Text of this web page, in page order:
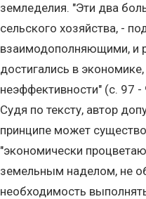
земледелия. "Эти два
сельского хозяйства, -
взаимодополняющими, и
достигались в
неэффективности" (с. 97 -
Судя по тексту, автор
принципе может
"экономически
земельным наделом, не
необходимость